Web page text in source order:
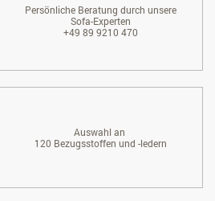
Persönliche Beratung durch unsere
Sofa-Experten
+49 89 9210 470
Auswahl an
120 Bezugsstoffen und -ledern